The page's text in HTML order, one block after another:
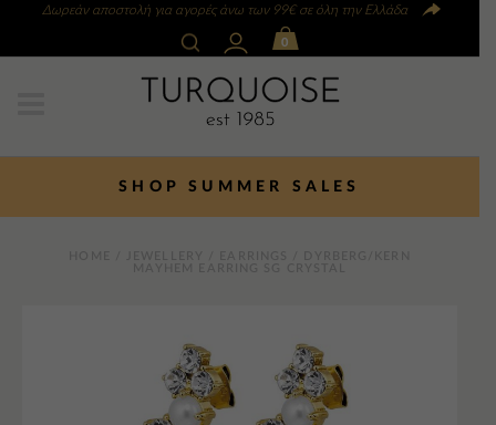
Δωρεάν αποστολή για αγορές άνω των 99€ σε όλη την Ελλάδα
0
SHOP SUMMER SALES